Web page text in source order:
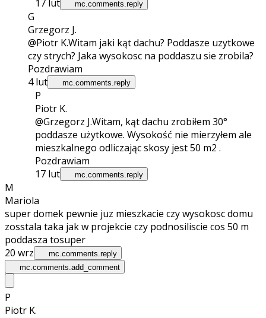
17 lut
mc.comments.reply
G
Grzegorz J.
@Piotr K.Witam jaki kąt dachu? Poddasze uzytkowe
czy strych? Jaka wysokosc na poddaszu sie zrobila?
Pozdrawiam
4 lut
mc.comments.reply
P
Piotr K.
@Grzegorz J.Witam, kąt dachu zrobiłem 30°
poddasze użytkowe. Wysokość nie mierzyłem ale
mieszkalnego odliczając skosy jest 50 m2 .
Pozdrawiam
17 lut
mc.comments.reply
M
Mariola
super domek pewnie juz mieszkacie czy wysokosc domu
zosstala taka jak w projekcie czy podnosiliscie cos 50 m
poddasza tosuper
20 wrz
mc.comments.reply
mc.comments.add_comment
P
Piotr K.